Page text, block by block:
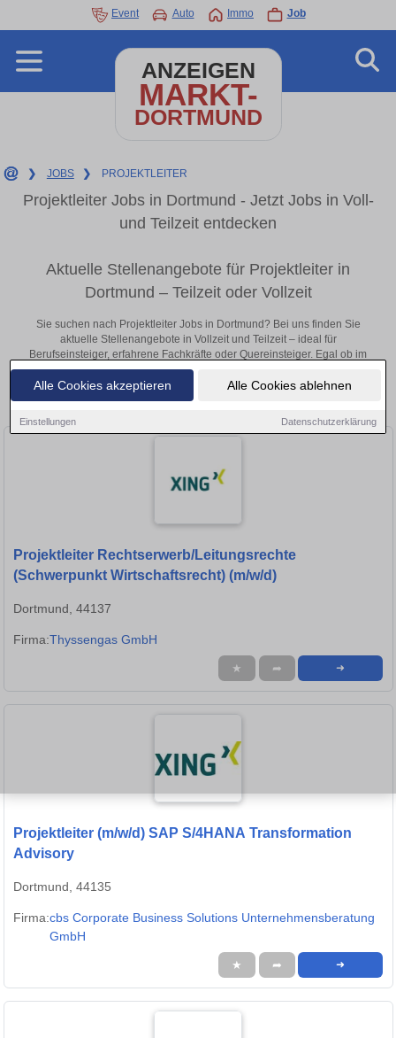
Alle Cookies akzeptieren Alle Cookies ablehnen
Einstellungen Datenschutzerklärung
Event Auto Immo Job
ANZEIGEN
MARKT-
DORTMUND
❯ JOBS ❯ PROJEKTLEITER
Projektleiter Jobs in Dortmund - Jetzt Jobs in Voll-
und Teilzeit entdecken
Aktuelle Stellenangebote für Projektleiter in
Dortmund – Teilzeit oder Vollzeit
Sie suchen nach Projektleiter Jobs in Dortmund? Bei uns finden Sie
aktuelle Stellenangebote in Vollzeit und Teilzeit – ideal für
Berufseinsteiger, erfahrene Fachkräfte oder Quereinsteiger. Egal ob im
Büro, vor Ort oder remote: Entdecken Sie jetzt neue Chancen in Ihrer
Region und bewerben Sie sich direkt auf passende Projektleiter-Stellen
in Dortmund!
Projektleiter Rechtserwerb/Leitungsrechte
(Schwerpunkt Wirtschaftsrecht) (m/w/d)
Dortmund, 44137
Firma:Thyssengas GmbH
★ ➦ ➜
Projektleiter (m/w/d) SAP S/4HANA Transformation
Advisory
Dortmund, 44135
Firma:cbs Corporate Business Solutions Unternehmensberatung
GmbH
★ ➦ ➜